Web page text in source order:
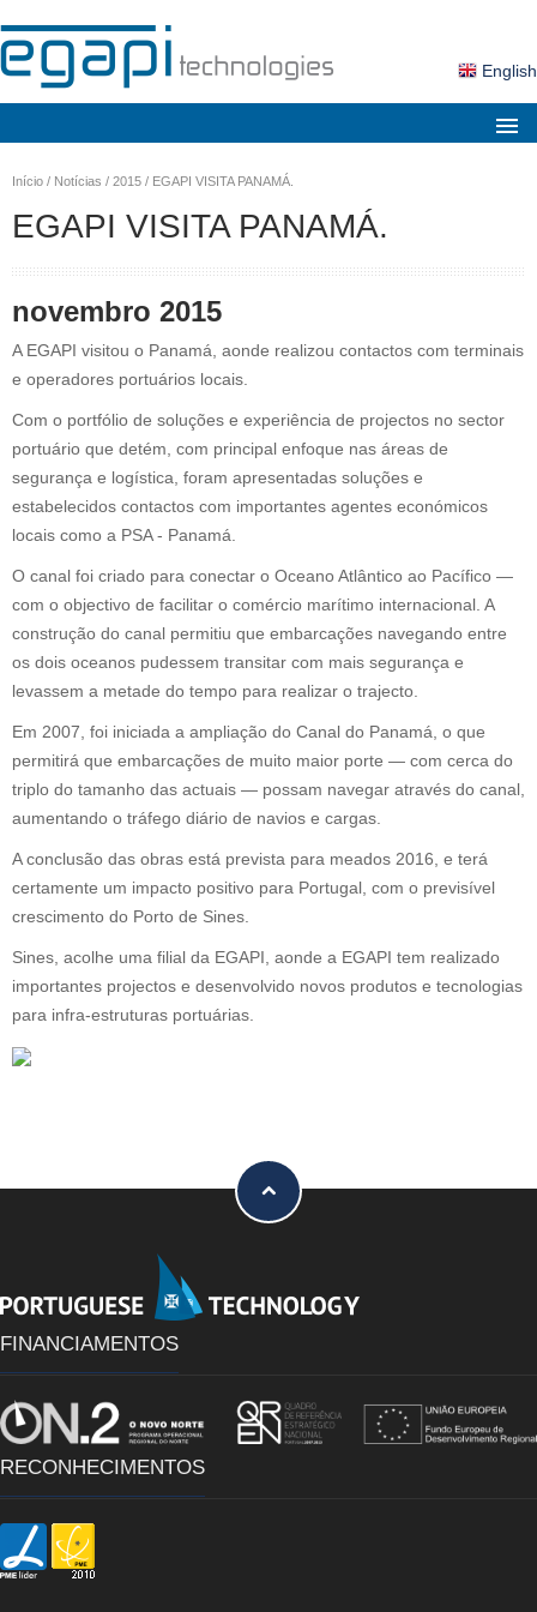
English
Serviços
Notícias
Contactos
Área Cliente
Pesquisa
Início / Notícias / 2015 / EGAPI VISITA PANAMÁ.
EGAPI VISITA PANAMÁ.
novembro 2015
A EGAPI visitou o Panamá, aonde realizou contactos com terminais
e operadores portuários locais.
Com o portfólio de soluções e experiência de projectos no sector
portuário que detém, com principal enfoque nas áreas de
segurança e logística, foram apresentadas soluções e
estabelecidos contactos com importantes agentes económicos
locais como a PSA - Panamá.
O canal foi criado para conectar o Oceano Atlântico ao Pacífico —
com o objectivo de facilitar o comércio marítimo internacional. A
construção do canal permitiu que embarcações navegando entre
os dois oceanos pudessem transitar com mais segurança e
levassem a metade do tempo para realizar o trajecto.
Em 2007, foi iniciada a ampliação do Canal do Panamá, o que
permitirá que embarcações de muito maior porte — com cerca do
triplo do tamanho das actuais — possam navegar através do canal,
aumentando o tráfego diário de navios e cargas.
A conclusão das obras está prevista para meados 2016, e terá
certamente um impacto positivo para Portugal, com o previsível
crescimento do Porto de Sines.
Sines, acolhe uma filial da EGAPI, aonde a EGAPI tem realizado
importantes projectos e desenvolvido novos produtos e tecnologias
para infra-estruturas portuárias.
FINANCIAMENTOS
RECONHECIMENTOS